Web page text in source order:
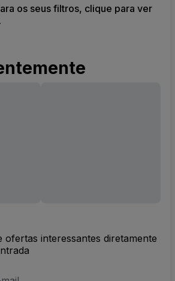
os seus filtros, clique para ver
ofertas interessantes diretamente